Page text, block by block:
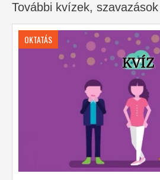
További kvízek, szavazások
OKTATÁS